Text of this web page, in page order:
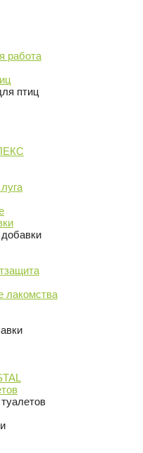
работа
птиц
лакомства